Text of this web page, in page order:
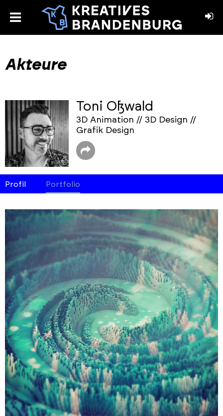
toggle
Akteure
Toni Oßwald
3D Animation // 3D Design //
Grafik Design
Profil Portfolio